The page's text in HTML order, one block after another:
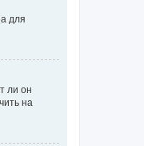
для
ли он
на